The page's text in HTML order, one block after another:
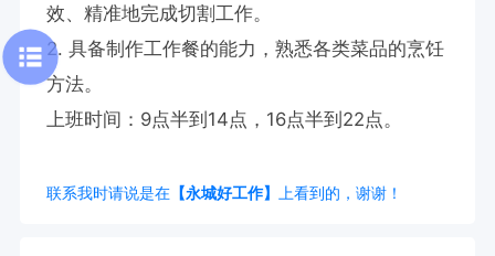
效、精准地完成切割工作。
2. 具备制作工作餐的能力，熟悉各类菜品的烹饪
方法。
上班时间：9点半到14点，16点半到22点。
联系我时请说是在【永城好工作】 上看到的，谢谢！